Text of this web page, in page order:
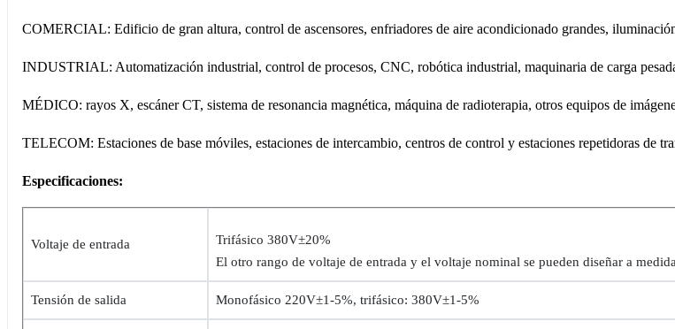
COMERCIAL: Edificio de gran altura, control de ascensores, enfriadores de aire acondicionado grandes,
INDUSTRIAL: Automatización industrial, control de procesos, CNC, robótica industrial, maquinaria de carga
MÉDICO: rayos X, escáner CT, sistema de resonancia magnética, máquina de radioterapia, otros equipos de
TELECOM: Estaciones de base móviles, estaciones de intercambio, centros de control y estaciones repetidoras de
Especificaciones:
Voltaje de entrada
Trifásico 380V±20%
El otro rango de voltaje de entrada y el voltaje nominal se pueden diseñar a
Tensión de salida Monofásico 220V±1-5%, trifásico: 380V±1-5%